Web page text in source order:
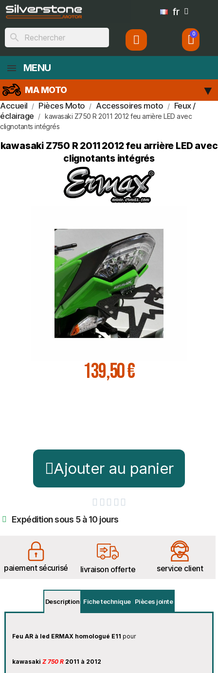
fr
search
MENU
MA MOTO
Accueil Pièces Moto Accessoires moto
Feux /
éclairage
kawasaki Z750 R 2011 2012 feu arrière LED avec
clignotants intégrés
kawasaki Z750 R 2011 2012 feu arrière LED avec
clignotants intégrés
139,50 €
Ajouter au panier
    
Expédition sous 5 à 10 jours
paiement sécurisé livraison offerte service client
Description Fiche technique Pièces jointe
Feu AR à led ERMAX homologué E11 pour
kawasaki Z 750 R2011 à 2012